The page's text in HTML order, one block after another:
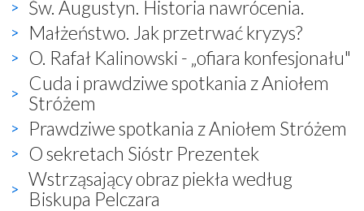
Św. Augustyn. Historia nawrócenia.
Małżeństwo. Jak przetrwać kryzys?
O. Rafał Kalinowski - „ofiara konfesjonału"
Cuda i prawdziwe spotkania z Aniołem
Stróżem
Prawdziwe spotkania z Aniołem Stróżem
O sekretach Sióstr Prezentek
Wstrząsający obraz piekła według
Biskupa Pelczara